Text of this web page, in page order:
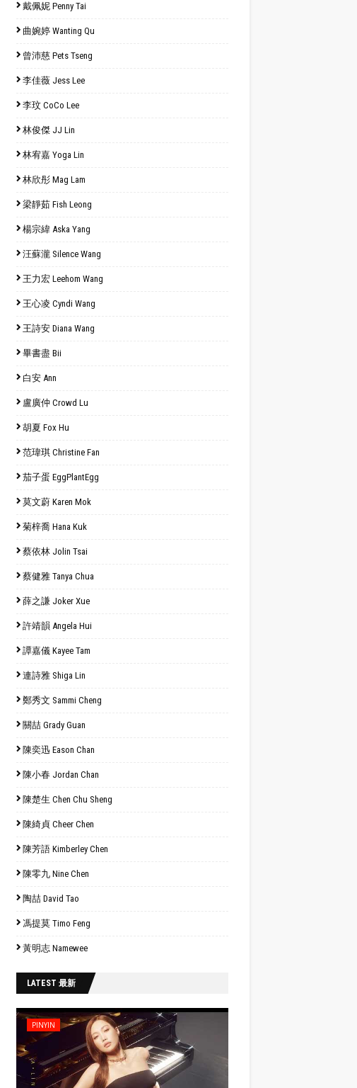
戴佩妮 Penny Tai
曲婉婷 Wanting Qu
曾沛慈 Pets Tseng
李佳薇 Jess Lee
李玟 CoCo Lee
林俊傑 JJ Lin
林宥嘉 Yoga Lin
林欣彤 Mag Lam
梁靜茹 Fish Leong
楊宗緯 Aska Yang
汪蘇瀧 Silence Wang
王力宏 Leehom Wang
王心凌 Cyndi Wang
王詩安 Diana Wang
畢書盡 Bii
白安 Ann
盧廣仲 Crowd Lu
胡夏 Fox Hu
范瑋琪 Christine Fan
茄子蛋 EggPlantEgg
莫文蔚 Karen Mok
菊梓喬 Hana Kuk
蔡依林 Jolin Tsai
蔡健雅 Tanya Chua
薛之謙 Joker Xue
許靖韻 Angela Hui
譚嘉儀 Kayee Tam
連詩雅 Shiga Lin
鄭秀文 Sammi Cheng
關喆 Grady Guan
陳奕迅 Eason Chan
陳小春 Jordan Chan
陳楚生 Chen Chu Sheng
陳綺貞 Cheer Chen
陳芳語 Kimberley Chen
陳零九 Nine Chen
陶喆 David Tao
馮提莫 Timo Feng
黃明志 Namewee
LATEST 最新
PINYIN